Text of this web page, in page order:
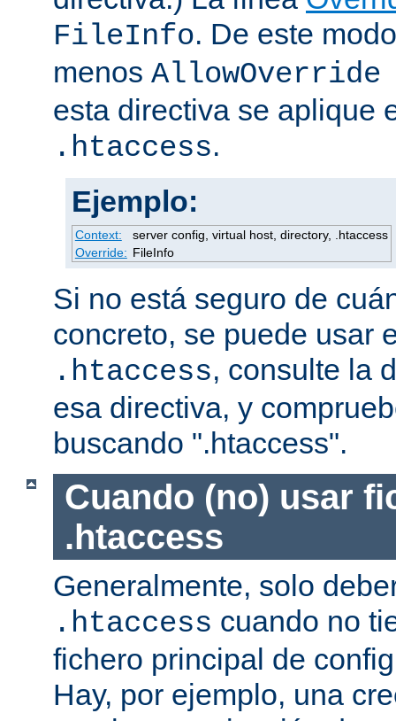
FileInfo. De este
menos
esta directiva se aplique
.htaccess.
Ejemplo:
Context:
server config, virtual host, directory, .htaccess
Override: FileInfo
Si no está seguro de
concreto, se puede usar
.htaccess, consulte la
esa directiva, y
buscando ".htaccess".
Cuando (no) usar
.htaccess
Generalmente, solo
.htaccess cuando no
fichero principal de
Hay, por ejemplo, una